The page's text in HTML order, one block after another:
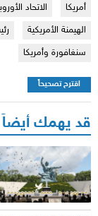
أمريكا الاتحاد
الهيمنة الأمريكية
سنغافورة وأمريكا
اقترح تصحيحاً
قد يهمك أيضاً